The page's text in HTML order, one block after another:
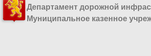
Департамент дорожной
Муниципальное казенное